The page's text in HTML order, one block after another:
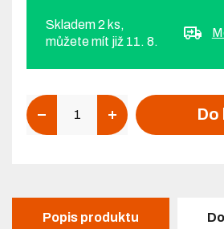
Skladem 2 ks,
můžete mít již 11. 8.
Do
Popis produktu